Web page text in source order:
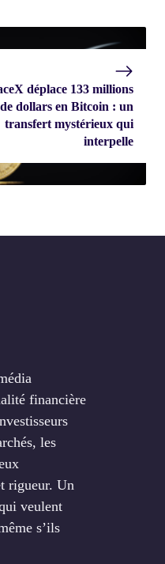
déplace 133 millions
de dollars en Bitcoin : un
transfert mystérieux qui
interpelle
financière
les
rigueur. Un
veulent
s’ils